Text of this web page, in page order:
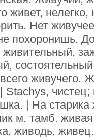
живет, нелегко,
Нет
похоронишь.
живительный,
живучего.
Stachys,
| На старика
м. тамб.
живодь,